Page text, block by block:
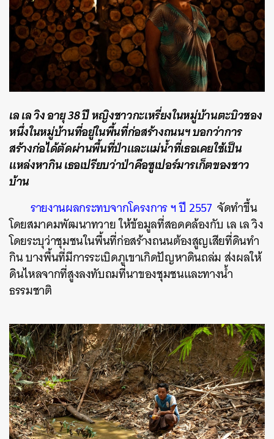
เล เล วิง อายุ 38 ปี หญิงชาวกะเหรี่ยงในหมู่บ้านตะบิวชอง
หนึ่งในหมู่บ้านที่อยู่ในพื้นที่ก่อสร้างถนนฯ บอกว่าการ
สร้างก่อได้ตัดผ่านพื้นที่ป่าและแม่น้ำที่เธอเคยใช้เป็น
แหล่งหากิน เธอเปรียบว่าป่าคือซูเปอร์มารเก็ตของชาว
บ้าน
รายงานผลกระทบจากโครงการ ฯ ปี 2557 จัดทำขึ้น
โดยสมาคมพัฒนาทวาย ให้ข้อมูลที่สอดคล้องกับ เล เล วิง
โดยระบุว่าชุมชนในพื้นที่ก่อสร้างถนนต้องสูญเสียที่ดินทำ
กิน บางพื้นที่มีการระเบิดภูเขาเกิดปัญหาดินถล่ม ส่งผลให้
ดินไหลจากที่สูงลงทับถมที่นาของชุมชนและทางน้ำ
ธรรมชาติ